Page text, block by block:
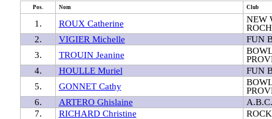
Pos. Nom Club
1. ROUX Catherine
NEW
2.
VIGIER Michelle
FUN
3.
TROUIN Jeanine
4.
HOULLE Muriel
FUN
5.
GONNET Cathy
6.
ARTERO Ghislaine
7.
RICHARD Christine